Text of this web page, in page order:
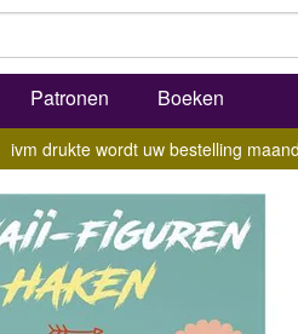
Patronen Boeken
ivm drukte wordt uw bestelling